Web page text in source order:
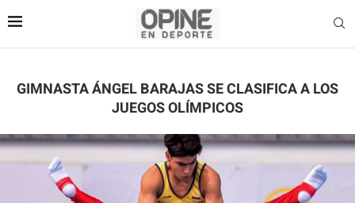
GIMNASTA ÁNGEL BARAJAS SE CLASIFICA A LOS
JUEGOS OLÍMPICOS